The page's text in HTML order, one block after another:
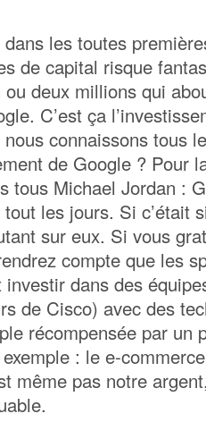
les toutes
de capital risque
deux millions qui
C’est ça
connaissons tous
de Google ? Pour
tous Michael Jordan :
les jours. Si c’était
sur eux. Si vous
compte que les
dans des
de Cisco) avec des
récompensée par un
: le e-
même pas notre